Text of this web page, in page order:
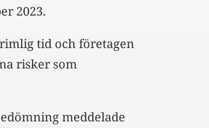
2023.
tid och företagen
risker som
meddelade